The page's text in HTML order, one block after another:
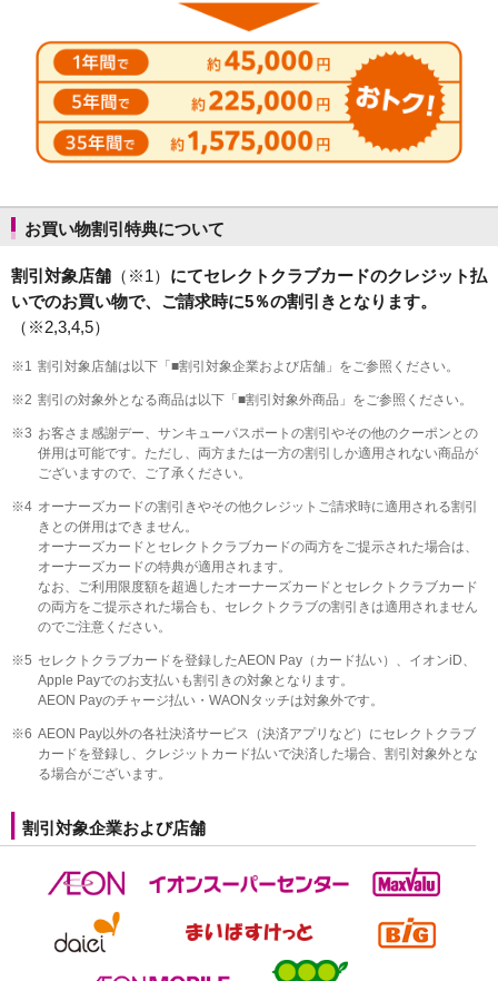
お買い物割引特典について
割引対象店舗 （※1） にてセレクトクラブカードのクレジット払
いでのお買い物で、ご請求時に5％の割引きとなります。
（※2,3,4,5）
※1 割引対象店舗は以下「■割引対象企業および店舗」をご参照ください。
※2 割引の対象外となる商品は以下「■割引対象外商品」をご参照ください。
※3 お客さま感謝デー、サンキューパスポートの割引やその他のクーポンとの
併用は可能です。ただし、両方または一方の割引しか適用されない商品が
ございますので、ご了承ください。
※4 オーナーズカードの割引きやその他クレジットご請求時に適用される割引
きとの併用はできません。
オーナーズカードとセレクトクラブカードの両方をご提示された場合は、
オーナーズカードの特典が適用されます。
なお、ご利用限度額を超過したオーナーズカードとセレクトクラブカード
の両方をご提示された場合も、セレクトクラブの割引きは適用されません
のでご注意ください。
※5 セレクトクラブカードを登録したAEON Pay（カード払い）、イオンiD、
Apple Payでのお支払いも割引きの対象となります。
AEON Payのチャージ払い・WAONタッチは対象外です。
※6 AEON Pay以外の各社決済サービス（決済アプリなど）にセレクトクラブ
カードを登録し、クレジットカード払いで決済した場合、割引対象外とな
る場合がございます。
割引対象企業および店舗